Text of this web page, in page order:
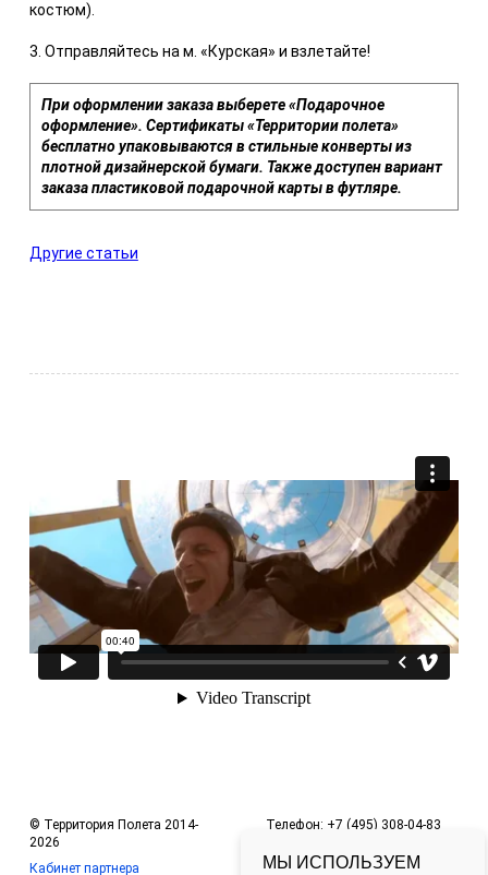
костюм).
3. Отправляйтесь на м. «Курская» и взлетайте!
При оформлении заказа выберете «Подарочное
оформление». Сертификаты «Территории полета»
бесплатно упаковываются в стильные конверты из
плотной дизайнерской бумаги. Также доступен вариант
заказа пластиковой подарочной карты в футляре.
Другие статьи
© Территория Полета 2014-
2026
Кабинет партнера
Телефон: +7 (495) 308-04-83
Ленинградский пр-т, д. 36, ТЦ
МЫ ИСПОЛЬЗУЕМ